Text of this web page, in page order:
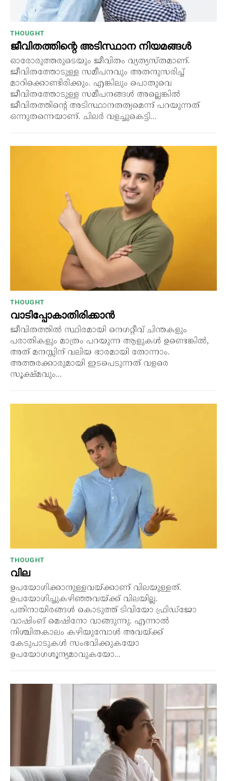
THOUGHT
ജീവിതത്തിന്റെ അടിസ്ഥാന നിയമങ്ങൾ
ഓരോരുത്തരുടെയും ജീവിതം വ്യത്യസ്തമാണ്.
ജീവിതത്തോടുള്ള സമീപനവും അതനുസരിച്ച്
മാറിക്കൊണ്ടിരിക്കും. എങ്കിലും പൊതുവെ
ജീവിതത്തോടുള്ള സമീപനങ്ങൾ അല്ലെങ്കിൽ
ജീവിതത്തിന്റെ അടിസ്ഥാനതത്വമെന്ന് പറയുന്നത്
ഒന്നുതന്നെയാണ്. ചിലർ വളച്ചുകെട്ടി...
THOUGHT
വാടിപ്പോകാതിരിക്കാൻ
ജീവിതത്തിൽ സ്ഥിരമായി നെഗറ്റീവ് ചിന്തകളും
പരാതികളും മാത്രം പറയുന്ന ആളുകൾ ഉണ്ടെങ്കിൽ,
അത് മനസ്സിന് വലിയ ഭാരമായി തോന്നാം.
അത്തരക്കാരുമായി ഇടപെടുന്നത് വളരെ
സൂക്ഷ്മവും...
THOUGHT
വില
ഉപയോഗിക്കാനുള്ളവയ്ക്കാണ് വിലയുള്ളത്.
ഉപയോഗിച്ചുകഴിഞ്ഞവയ്ക്ക് വിലയില്ല.
പതിനായിരങ്ങൾ കൊടുത്ത് ടിവിയോ ഫ്രിഡ്ജോ
വാഷിംങ് മെഷിനോ വാങ്ങുന്നു. എന്നാൽ
നിശ്ചിതകാലം കഴിയുമ്പോൾ അവയ്ക്ക്
കേടുപാടുകൾ സംഭവിക്കുകയോ
ഉപയോഗശൂന്യമാവുകയോ...